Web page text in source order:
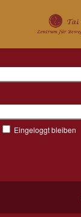
Eingeloggt bleiben